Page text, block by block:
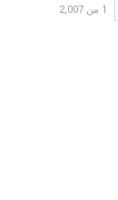
1 من 2,007